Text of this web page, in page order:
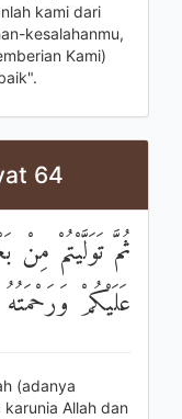
kami dari
kesalahanmu,
Kami)
64
ثُمَّ تَوَلَّيْتُمْ
عَلَيْكُمْ
(adanya
Allah dan